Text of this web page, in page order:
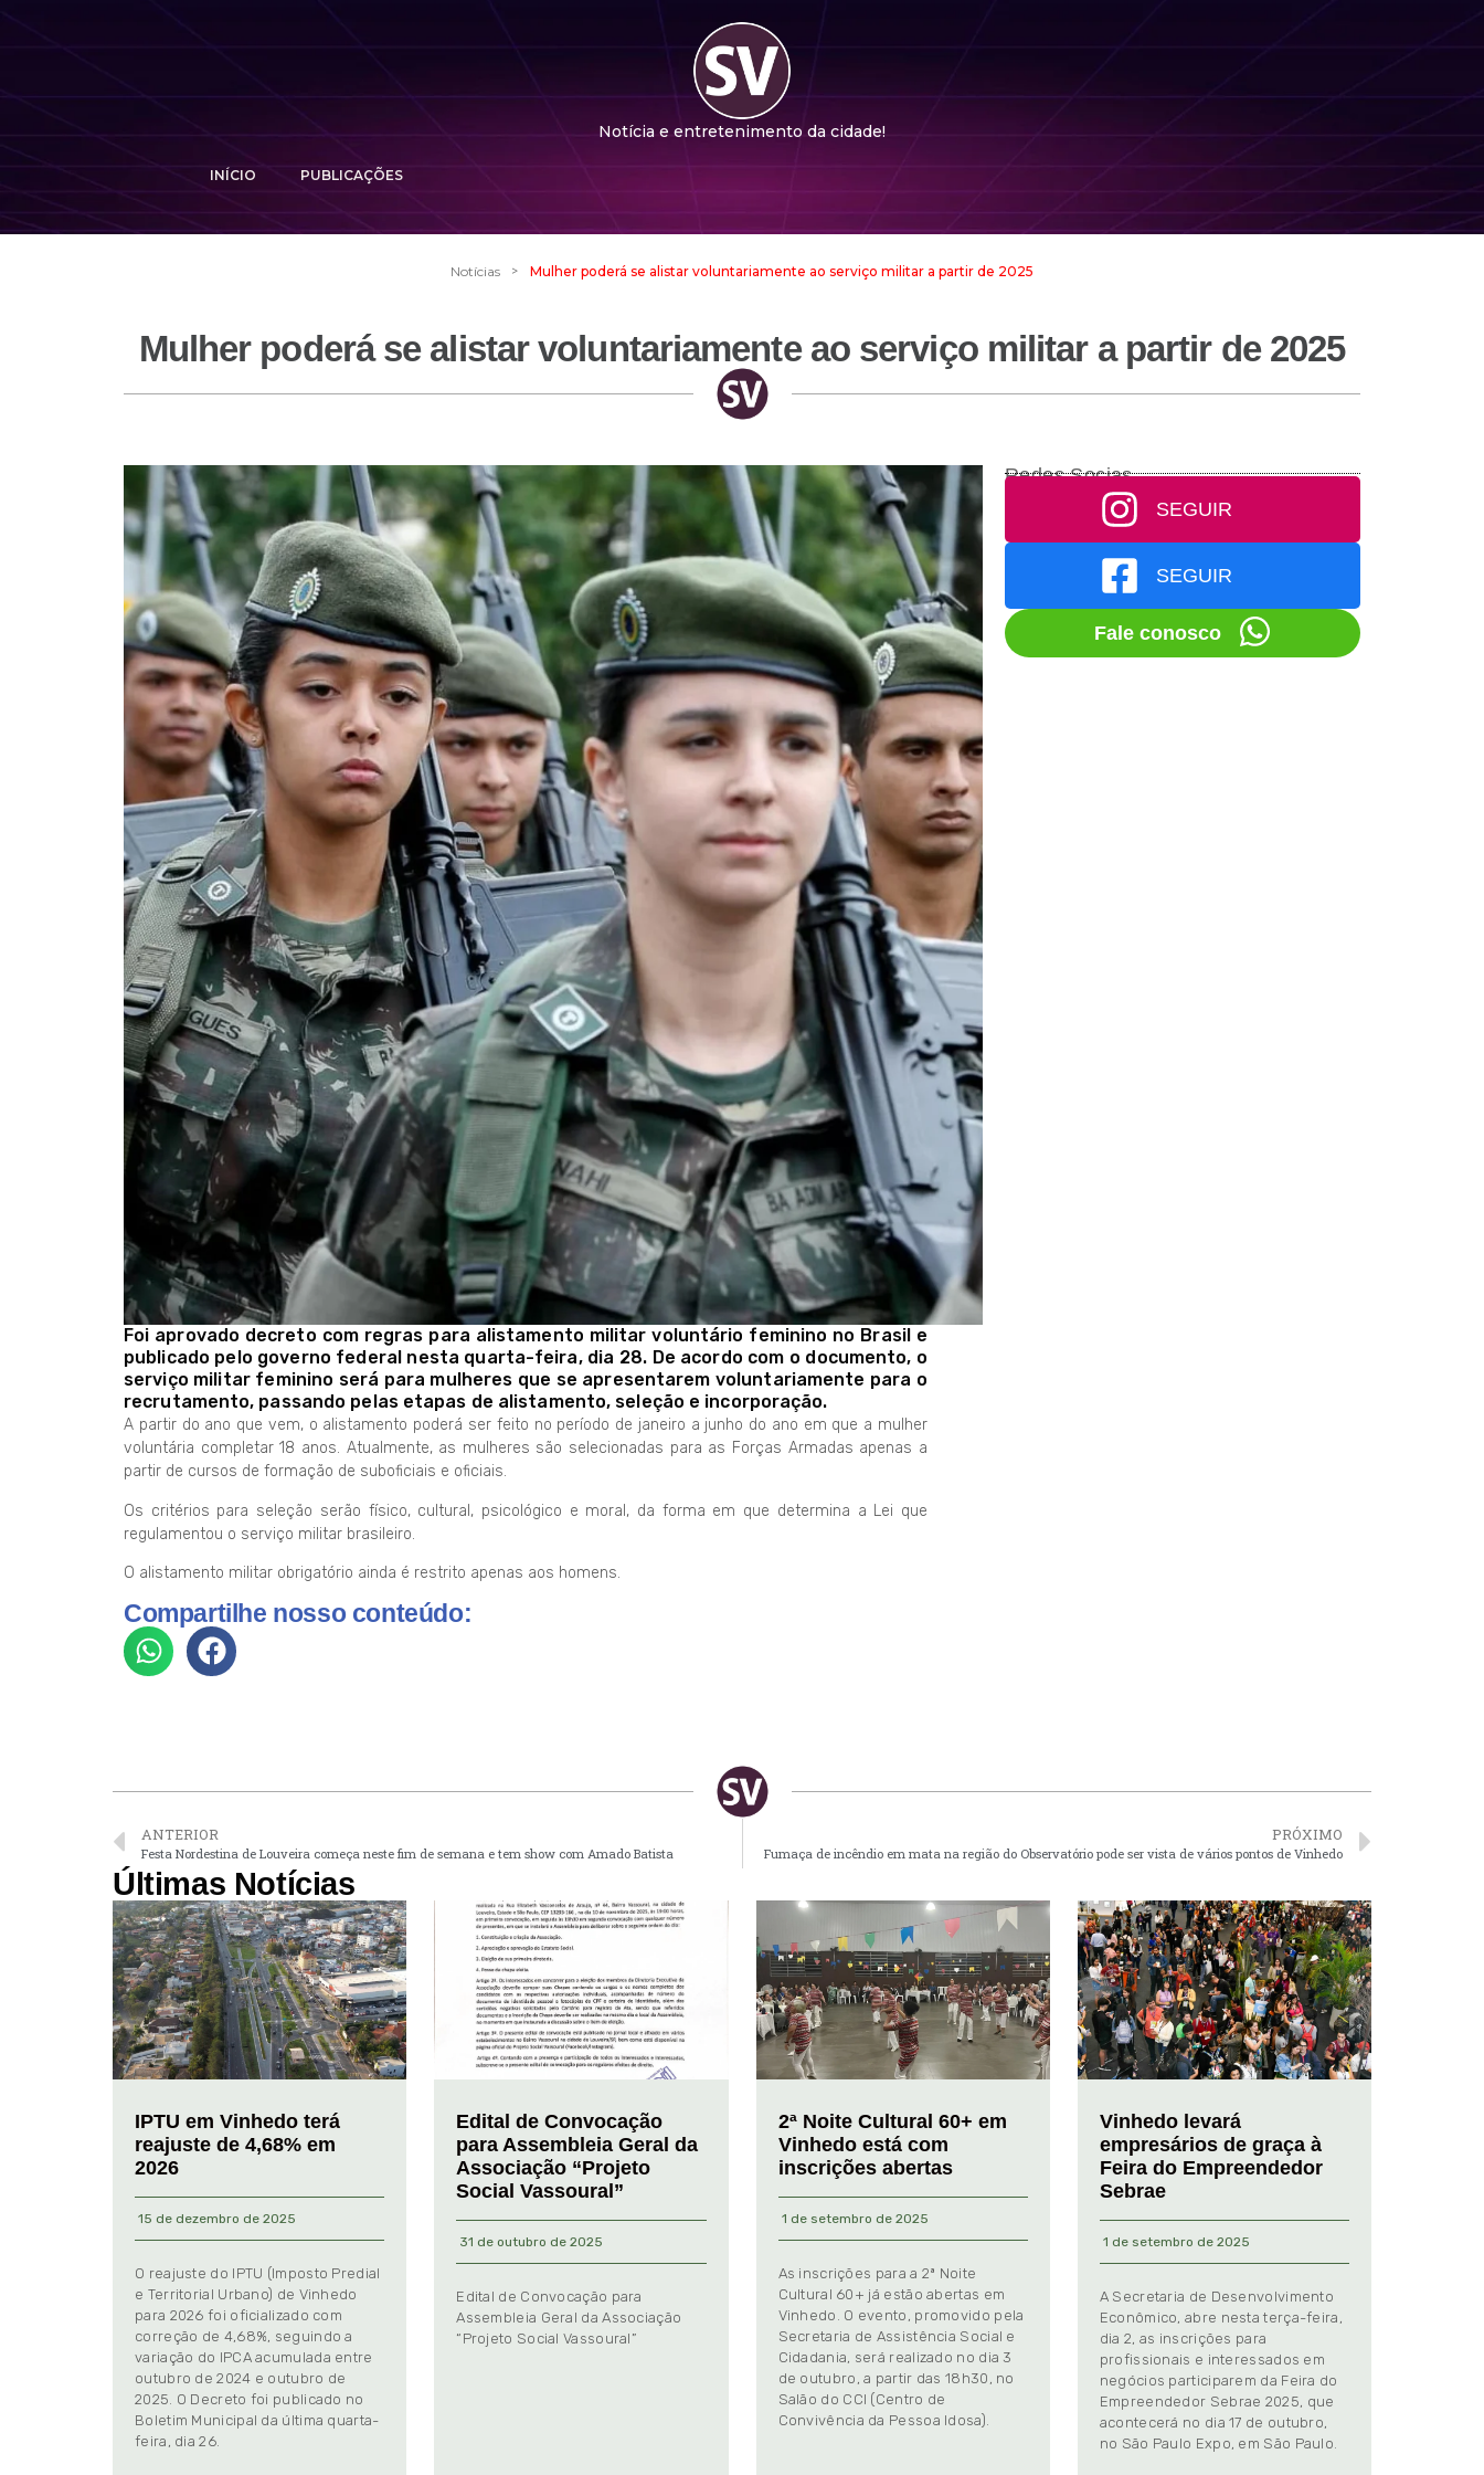
Notícia e entretenimento da cidade!
INÍCIO PUBLICAÇÕES
Notícias > Mulher poderá se alistar voluntariamente ao serviço militar a partir de 2025
Mulher poderá se alistar voluntariamente ao serviço militar a partir de 2025
Foi aprovado decreto com regras para alistamento militar voluntário feminino no Brasil e
publicado pelo governo federal nesta quarta-feira, dia 28. De acordo com o documento, o
serviço militar feminino será para mulheres que se apresentarem voluntariamente para o
recrutamento, passando pelas etapas de alistamento, seleção e incorporação.
A partir do ano que vem, o alistamento poderá ser feito no período de janeiro a junho do ano em que a mulher
voluntária completar 18 anos. Atualmente, as mulheres são selecionadas para as Forças Armadas apenas a
partir de cursos de formação de suboficiais e oficiais.
Os critérios para seleção serão físico, cultural, psicológico e moral, da forma em que determina a Lei que
regulamentou o serviço militar brasileiro.
O alistamento militar obrigatório ainda é restrito apenas aos homens.
Compartilhe nosso conteúdo:
Redes Socias
SEGUIR
SEGUIR
Fale conosco
ANTERIOR
Festa Nordestina de Louveira começa neste fim de semana e tem show com Amado Batista
PRÓXIMO
Fumaça de incêndio em mata na região do Observatório pode ser vista de vários pontos de Vinhedo
Últimas Notícias
IPTU em Vinhedo terá
reajuste de 4,68% em
2026
15 de dezembro de 2025
O reajuste do IPTU (Imposto Predial
e Territorial Urbano) de Vinhedo
para 2026 foi oficializado com
correção de 4,68%, seguindo a
variação do IPCA acumulada entre
outubro de 2024 e outubro de
2025. O Decreto foi publicado no
Boletim Municipal da última quarta-
feira, dia 26.
Edital de Convocação
para Assembleia Geral da
Associação “Projeto
Social Vassoural”
31 de outubro de 2025
Edital de Convocação para
Assembleia Geral da Associação
“Projeto Social Vassoural”
2ª Noite Cultural 60+ em
Vinhedo está com
inscrições abertas
1 de setembro de 2025
As inscrições para a 2ª Noite
Cultural 60+ já estão abertas em
Vinhedo. O evento, promovido pela
Secretaria de Assistência Social e
Cidadania, será realizado no dia 3
de outubro, a partir das 18h30, no
Salão do CCI (Centro de
Convivência da Pessoa Idosa).
Vinhedo levará
empresários de graça à
Feira do Empreendedor
Sebrae
1 de setembro de 2025
A Secretaria de Desenvolvimento
Econômico, abre nesta terça-feira,
dia 2, as inscrições para
profissionais e interessados em
negócios participarem da Feira do
Empreendedor Sebrae 2025, que
acontecerá no dia 17 de outubro,
no São Paulo Expo, em São Paulo.